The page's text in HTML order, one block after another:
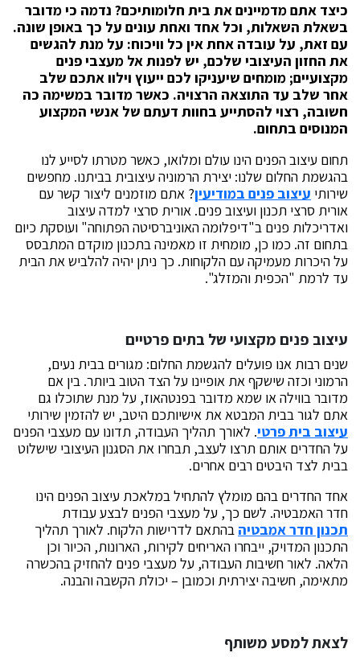
אתם מדמיינים את בית חלומותיכם? נדמה כי מדובר
השאלות, וכל אחד ואחת עונים על כך באופן שונה.
זאת, על עובדה אחת אין כל וויכוח: על מנת להגשים
החזון העיצובי שלכם, יש לפנות אל מעצבי פנים
;מומחים שיעניקו לכם ייעוץ וילוו אתכם שלב
שלב עד התוצאה הרצויה. כאשר מדובר במשימה כה
רצוי להסתייע בחוות דעתם של אנשי המקצוע
בתחום.
עיצוב הפנים הינו עולם ומלואו, כאשר מטרתו לסייע לנו
החלום שלנו: יצירת הרמוניה עיצובית בביתנו. מחפשים
עיצוב פנים במודיעין? אתם מוזמנים ליצור קשר עם
סרצי תכנון ועיצוב פנים. אורית סרצי למדה עיצוב
פנים ב"דיפלומה האוניברסיטה הפתוחה" ועוסקת כיום
זה. כמו כן, מומחית זו מאמינה בתכנון מוקדם המתבסס
היכרות מעמיקה עם הלקוחות. כך ניתן יהיה להלביש את הבית
לרמת "הכפית והמזלג".
פנים מקצועי של בתים פרטיים
רבות אנו פועלים להגשמת החלום: מגורים בבית נעים,
וכזה שישקף את אופיינו על הצד הטוב ביותר. בין אם
בווילה או שמא מדובר בפנטהאוז, על מנת שתוכלו גם
לגור בבית המבטא את אישיותכם היטב, יש להזמין שירותי
בית פרטי. לאורך תהליך העבודה, תדונו עם מעצבי הפנים
החדרים אותם תרצו לעצב, תבחרו את הסגנון העיצובי שישלוט
לצד היבטים רבים אחרים.
החדרים בהם מומלץ להתחיל במלאכת עיצוב הפנים הינו
האמבטיה. לשם כך, על מעצבי הפנים לבצע עבודת
חדר אמבטיהבהתאם לדרישות הלקוח. לאורך תהליך
המדויק, ייבחרו האריחים לקירות, הארונות, הכיור וכן
לאור חשיבות העבודה, על מעצבי פנים להחזיק בהכשרה
חשיבה יצירתית וכמובן – יכולת הקשבה והבנה.
למסע משותף